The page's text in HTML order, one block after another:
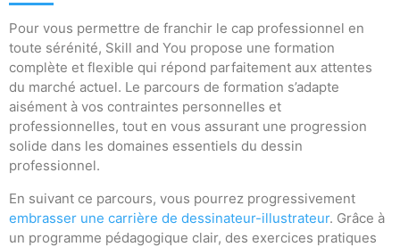
Pour vous permettre de franchir le cap professionnel en
toute sérénité, Skill and You propose une formation
complète et flexible qui répond parfaitement aux attentes
du marché actuel. Le parcours de formation s’adapte
aisément à vos contraintes personnelles et
professionnelles, tout en vous assurant une progression
solide dans les domaines essentiels du dessin
professionnel.
En suivant ce parcours, vous pourrez progressivement
embrasser une carrière de dessinateur-illustrateur. Grâce à
un programme pédagogique clair, des exercices pratiques